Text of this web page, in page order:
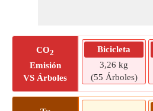
CO2
Emisión
VS Árboles
Bicicleta
3,26 kg
(55 Árboles)